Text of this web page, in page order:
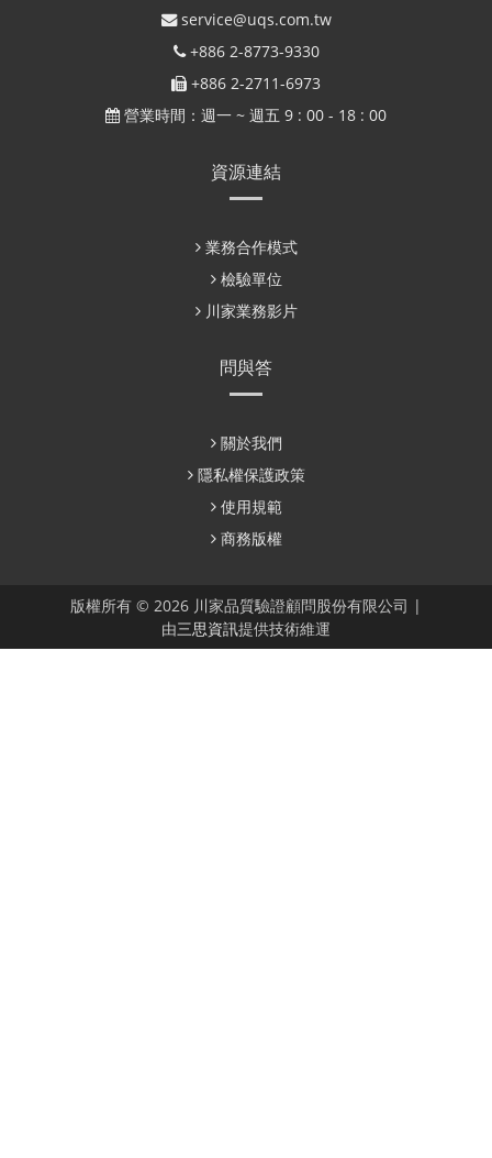
service@uqs.com.tw
+886 2-8773-9330
+886 2-2711-6973
營業時間：週一 ~ 週五 9 : 00 - 18 : 00
資源連結
業務合作模式
檢驗單位
川家業務影片
問與答
關於我們
隱私權保護政策
使用規範
商務版權
版權所有 © 2026 川家品質驗證顧問股份有限公司 |
由三思資訊提供技術維運